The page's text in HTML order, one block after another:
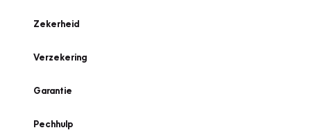
Zekerheid
Verzekering
Garantie
Pechhulp